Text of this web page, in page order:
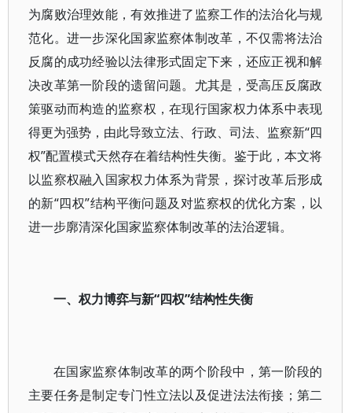
为腐败治理效能，有效推进了监察工作的法治化与规
范化。进一步深化国家监察体制改革，不仅需将法治
反腐的成功经验以法律形式固定下来，还应正视和解
决改革第一阶段的遗留问题。尤其是，受高压反腐政
策驱动而构造的监察权，在现行国家权力体系中表现
得更为强势，由此导致立法、行政、司法、监察新“四
权”配置模式天然存在着结构性失衡。鉴于此，本文将
以监察权融入国家权力体系为背景，探讨改革后形成
的新“四权”结构平衡问题及对监察权的优化方案，以
进一步廓清深化国家监察体制改革的法治逻辑。
一、权力博弈与新“四权”结构性失衡
在国家监察体制改革的两个阶段中，第一阶段的
主要任务是制定专门性立法以及促进法法衔接；第二